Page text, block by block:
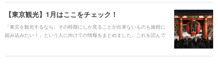
【東京観光】1月はここをチェック！
「東京を観光するなら、その時期にしか見ることが出来ないものも旅程に
組み込みたい！」という人に向けての情報をまとめました。これを読んで